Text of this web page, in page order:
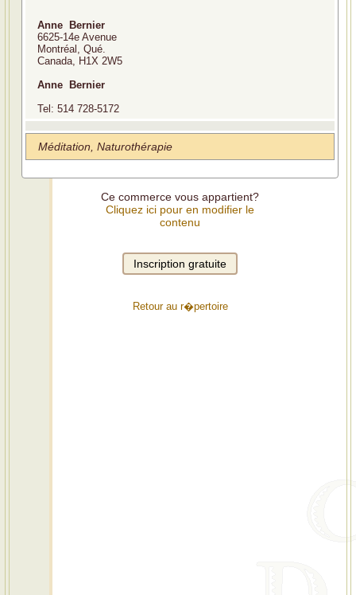
Anne Bernier
6625-14e Avenue
Montréal, Qué.
Canada, H1X 2W5
Anne Bernier
Tel: 514 728-5172
Méditation, Naturothérapie
Ce commerce vous appartient?
Cliquez ici pour en modifier le
contenu
Retour au r�pertoire